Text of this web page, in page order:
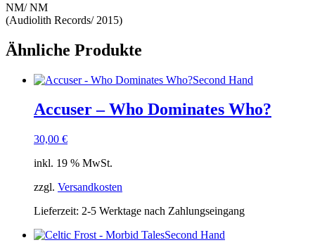
NM/ NM
(Audiolith Records/ 2015)
Ähnliche Produkte
Second Hand
Accuser – Who Dominates Who?
30,00 €
inkl. 19 % MwSt.
zzgl. Versandkosten
Lieferzeit: 2-5 Werktage nach Zahlungseingang
Second Hand